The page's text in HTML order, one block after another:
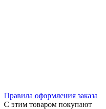
Правила оформления заказа
С этим товаром покупают